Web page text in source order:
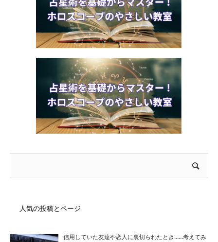
人気の投稿とページ
信用していた友達や恋人に裏切られたとき……考えてみ